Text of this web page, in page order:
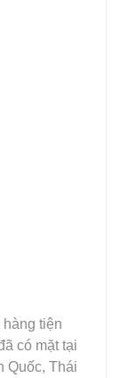
tiện
có mặt tại
Quốc, Thái